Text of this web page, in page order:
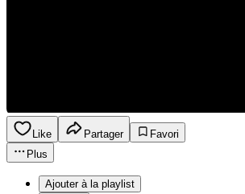
Like Partager
Favori
Plus
Ajouter à la playlist